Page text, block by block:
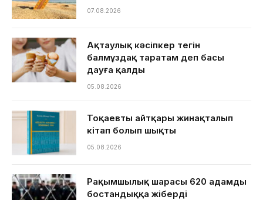
07.08.2026
Ақтаулық кәсіпкер тегін
балмұздақ таратам деп басы
дауға қалды
05.08.2026
Тоқаевтың айтқары жинақталып
кітап болып шықты
05.08.2026
Рақымшылық шарасы 620 адамды
бостандыққа жіберді